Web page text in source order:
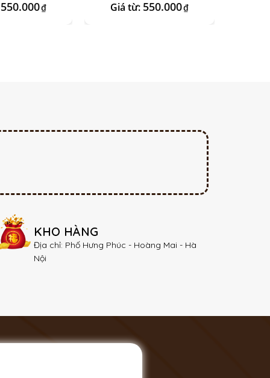
550.000₫ Giá từ: 550.000₫
KHO HÀNG
Địa chỉ: Phố Hưng Phúc - Hoàng Mai - Hà
Nội